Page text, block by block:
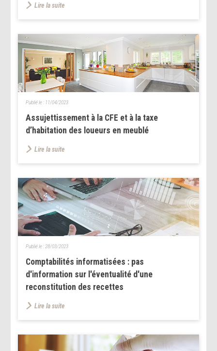
Lire la suite
Assujettissement à la CFE et à la taxe
d’habitation des loueurs en meublé
Publié le : 11/04/2023
Lire la suite
Comptabilités informatisées : pas
d'information sur l'éventualité d'une
reconstitution des recettes
Publié le : 28/03/2023
Lire la suite